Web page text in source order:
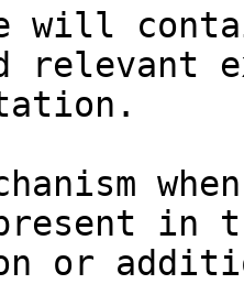
will
relevant
in
or